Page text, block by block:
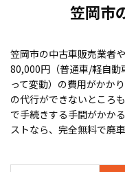
笠岡市
笠岡市の中古車販売業者
80,000円（普通車/軽自動
って変動）の費用がかか
の代行ができないところ
で手続きする手間がかか
ストなら、完全無料で廃